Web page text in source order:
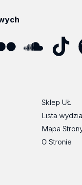
Sklep UŁ
Lista
Mapa
O Stronie